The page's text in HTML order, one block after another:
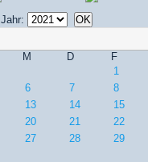
Jahr:
M D F
1
6 7 8
13 14 15
20 21 22
27 28 29